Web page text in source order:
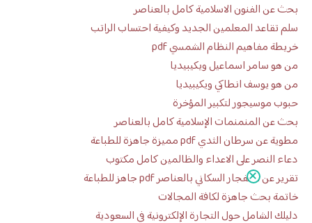
بحث عن الفنون الاسلامية كامل بالعناصر
سلم تقاعد المعلمين الجديد وكيفية احتساب الراتب
خريطة مفاهيم النظام الشمسي pdf
من هو سامر اسماعيل ويكيبيديا
من هو يوسف انطاكي ويكيبيديا
حبوب موسيجور لتكبير المؤخرة
بحث عن المنمنمات الإسلامية كامل بالعناصر
مطوية عن سرطان الثدي pdf مميزة جاهزة للطباعة
دعاء النصر على الاعداء والظالمين كامل مكتوب
تقرير عن الانفجار السكاني بالعناصر pdf جاهز للطباعة
خاتمة بحث جاهزة لكافة المجالات
دليلك الشامل حول التجارة الإلكترونية في السعودية